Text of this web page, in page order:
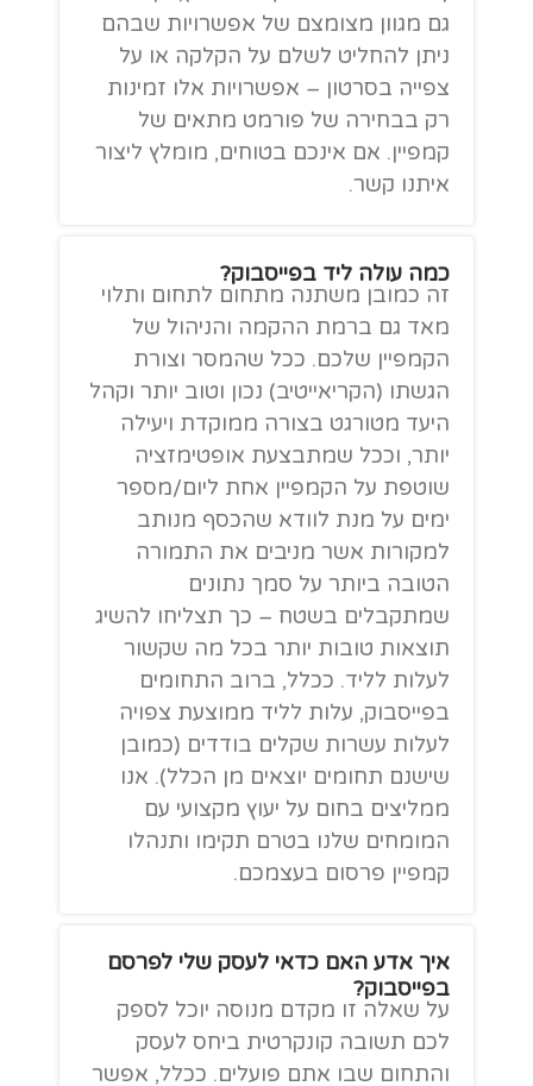
גם מגוון מצומצם של אפשרויות שבהם
ניתן להחליט לשלם על הקלקה או על
צפייה בסרטון – אפשרויות אלו זמינות
רק בבחירה של פורמט מתאים של
קמפיין. אם אינכם בטוחים, מומלץ ליצור
איתנו קשר.
כמה עולה ליד בפייסבוק?
זה כמובן משתנה מתחום לתחום ותלוי
מאד גם ברמת ההקמה והניהול של
הקמפיין שלכם. ככל שהמסר וצורת
הגשתו (הקריאייטיב) נכון וטוב יותר וקהל
היעד מטורגט בצורה ממוקדת ויעילה
יותר, וככל שמתבצעת אופטימזציה
שוטפת על הקמפיין אחת ליום/מספר
ימים על מנת לוודא שהכסף מנותב
למקורות אשר מניבים את התמורה
הטובה ביותר על סמך נתונים
שמתקבלים בשטח – כך תצליחו להשיג
תוצאות טובות יותר בכל מה שקשור
לעלות לליד. ככלל, ברוב התחומים
בפייסבוק, עלות לליד ממוצעת צפויה
לעלות עשרות שקלים בודדים (כמובן
שישנם תחומים יוצאים מן הכלל). אנו
ממליצים בחום על יעוץ מקצועי עם
המומחים שלנו בטרם תקימו ותנהלו
קמפיין פרסום בעצמכם.
איך אדע האם כדאי לעסק שלי לפרסם
בפייסבוק?
על שאלה זו מקדם מנוסה יוכל לספק
לכם תשובה קונקרטית ביחס לעסק
והתחום שבו אתם פועלים. ככלל, אפשר